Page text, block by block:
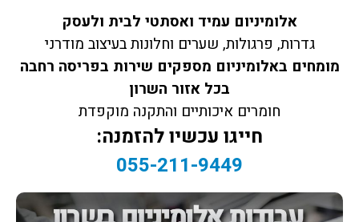
אלומיניום עמיד ואסתטי לבית ולעסק
גדרות, פרגולות, שערים וחלונות בעיצוב מודרני
מומחים באלומיניום מספקים שירות בפריסה רחבה
בכל אזור השרון
חומרים איכותיים והתקנה מוקפדת
חייגו עכשיו להזמנה:
055-211-9449